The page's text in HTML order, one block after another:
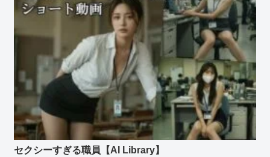
セクシーすぎる職員【AI Library】